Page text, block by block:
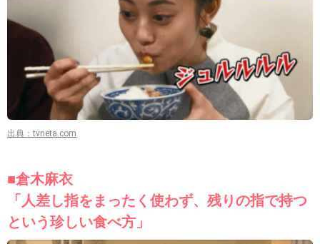
出典：tvneta.com
■倉木麻衣
「人差し指をまったく使わず、残りの指で持つ
という珍しい食べ方」